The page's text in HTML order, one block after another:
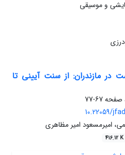
مازندران: از سنت آیینی تا
67-77
10.22059/
امیرمسعود امیر مظاهری
416.12 K